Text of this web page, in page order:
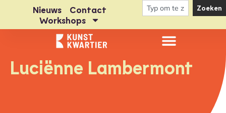
Nieuws
Contact
Workshops
Zoeken
Luciënne Lambermont